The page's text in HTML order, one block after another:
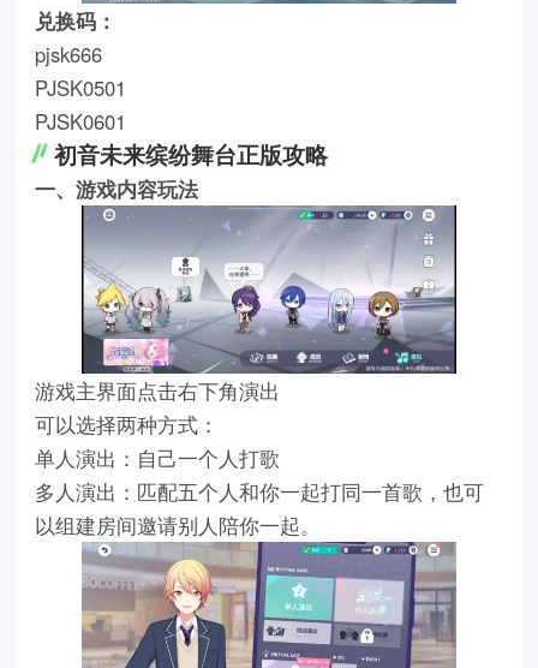
兑换码：
pjsk666
PJSK0501
PJSK0601
初音未来缤纷舞台正版攻略
一、游戏内容玩法
游戏主界面点击右下角演出
可以选择两种方式：
单人演出：自己一个人打歌
多人演出：匹配五个人和你一起打同一首歌，也可
以组建房间邀请别人陪你一起。